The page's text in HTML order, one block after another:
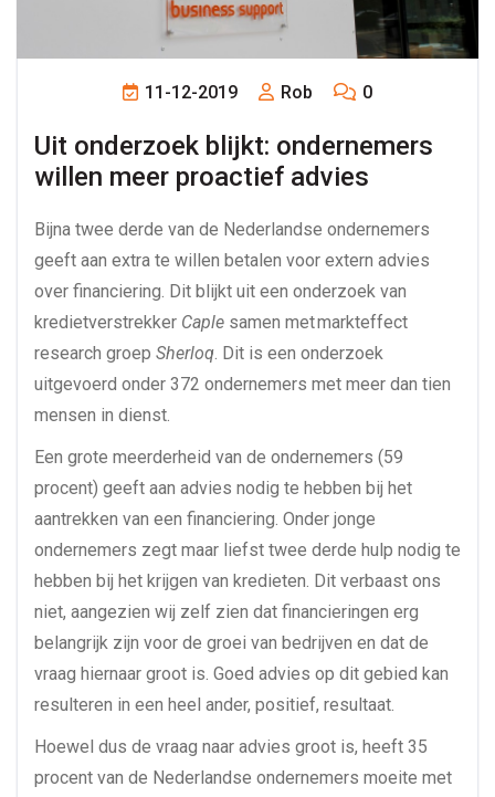
11-12-2019 Rob 0
Uit onderzoek blijkt: ondernemers
willen meer proactief advies
Bijna twee derde van de Nederlandse ondernemers
geeft aan extra te willen betalen voor extern advies
over financiering. Dit blijkt uit een onderzoek van
kredietverstrekker Caple samen met markteffect
research groep Sherloq. Dit is een onderzoek
uitgevoerd onder 372 ondernemers met meer dan tien
mensen in dienst.
Een grote meerderheid van de ondernemers (59
procent) geeft aan advies nodig te hebben bij het
aantrekken van een financiering. Onder jonge
ondernemers zegt maar liefst twee derde hulp nodig te
hebben bij het krijgen van kredieten. Dit verbaast ons
niet, aangezien wij zelf zien dat financieringen erg
belangrijk zijn voor de groei van bedrijven en dat de
vraag hiernaar groot is. Goed advies op dit gebied kan
resulteren in een heel ander, positief, resultaat.
Hoewel dus de vraag naar advies groot is, heeft 35
procent van de Nederlandse ondernemers moeite met